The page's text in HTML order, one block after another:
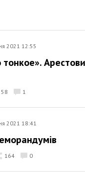
2021 12:55
58 1
2021 18:41
164 0